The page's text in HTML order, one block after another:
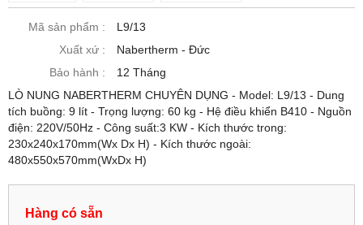
Mã sản phẩm :
L9/13
Xuất xứ :
Nabertherm - Đức
Bảo hành :
12 Tháng
LÒ NUNG NABERTHERM CHUYÊN DỤNG - Model: L9/13 - Dung
tích buồng: 9 lít - Trọng lượng: 60 kg - Hệ điều khiển B410 - Nguồn
điện: 220V/50Hz - Công suất:3 KW - Kích thước trong:
230x240x170mm(Wx Dx H) - Kích thước ngoài:
480x550x570mm(WxDx H)
Hàng có sẵn